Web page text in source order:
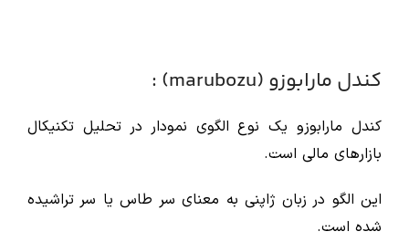
کندل مارابوزو (marubozu) :
کندل مارابوزو یک نوع الگوی نمودار در تحلیل تکنیکال
بازارهای مالی است.
این الگو در زبان ژاپنی به معنای سر طاس یا سر تراشیده
شده است.